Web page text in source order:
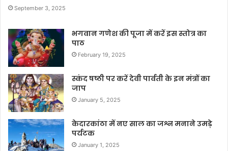
September 3, 2025
भगवान गणेश की पूजा में करें इस स्तोत्र का
पाठ
February 19, 2025
स्कंद षष्ठी पर करें देवी पार्वती के इन मंत्रों का
जाप
January 5, 2025
केदारकांठा में नए साल का जश्न मनाने उमड़े
पर्यटक
January 1, 2025